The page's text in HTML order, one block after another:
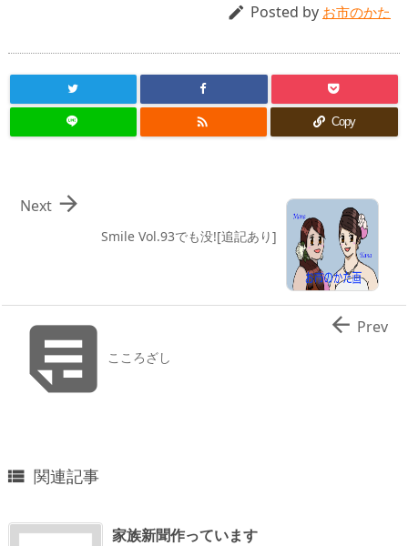
 Posted by お市のかた
 Copy
Smile Vol.93でも没![追記あり]

Next
 こころざし
 Prev
 関連記事
家族新聞作っています